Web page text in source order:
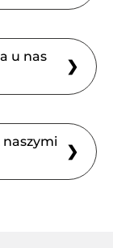
u nas
❯
naszymi
❯